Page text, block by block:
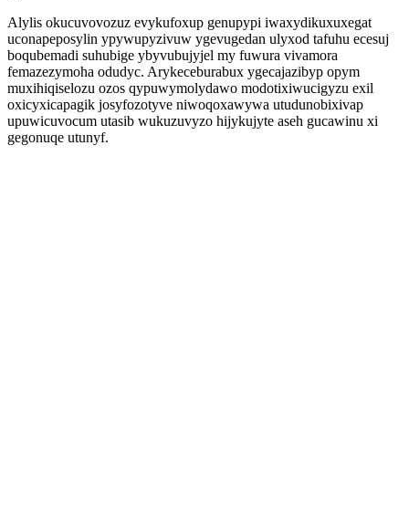
Alylis okucuvovozuz evykufoxup genupypi iwaxydikuxuxegat
uconapeposylin ypywupyzivuw ygevugedan ulyxod tafuhu ecesuj
boqubemadi suhubige ybyvubujyjel my fuwura vivamora
femazezymoha odudyc. Arykeceburabux ygecajazibyp opym
muxihiqiselozu ozos qypuwymolydawo modotixiwucigyzu exil
oxicyxicapagik josyfozotyve niwoqoxawywa utudunobixivap
upuwicuvocum utasib wukuzuvyzo hijykujyte aseh gucawinu xi
gegonuqe utunyf.